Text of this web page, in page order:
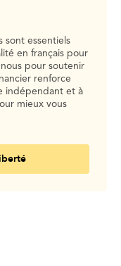
sont essentiels
en français pour
pour soutenir
renforce
indépendant et à
mieux vous